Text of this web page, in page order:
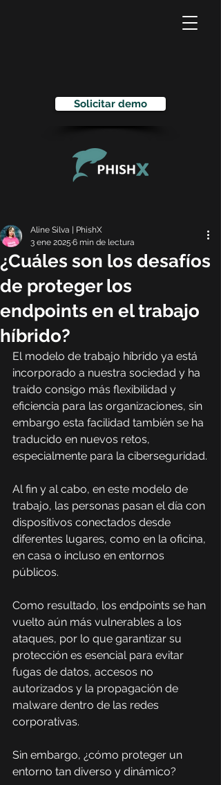
Solicitar demo
¿Cuáles son los desafíos
de proteger los
endpoints en el trabajo
híbrido?
Aline Silva | PhishX
3 ene 2025 6 min de lectura
El modelo de trabajo híbrido ya está
incorporado a nuestra sociedad y ha
traído consigo más flexibilidad y
eficiencia para las organizaciones, sin
embargo esta facilidad también se ha
traducido en nuevos retos,
especialmente para la ciberseguridad.
Al fin y al cabo, en este modelo de
trabajo, las personas pasan el día con
dispositivos conectados desde
diferentes lugares, como en la oficina,
en casa o incluso en entornos
públicos.
Como resultado, los endpoints se han
vuelto aún más vulnerables a los
ataques, por lo que garantizar su
protección es esencial para evitar
fugas de datos, accesos no
autorizados y la propagación de
malware dentro de las redes
corporativas.
Sin embargo, ¿cómo proteger un
entorno tan diverso y dinámico?